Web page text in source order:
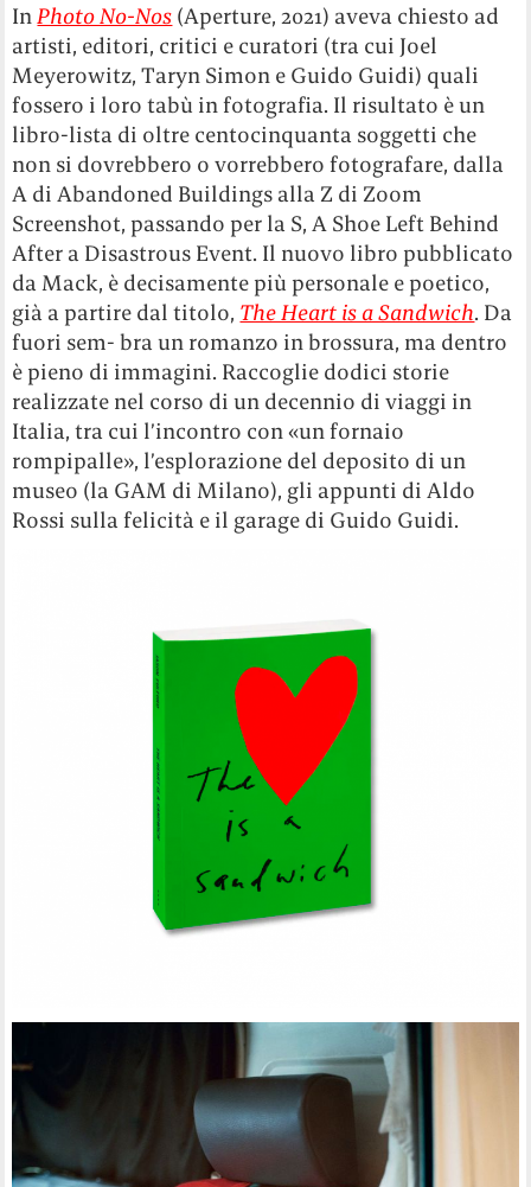
InPhoto No-Nos (Aperture, 2021) aveva chiesto ad
artisti, editori, critici e curatori (tra cui Joel
Meyerowitz, Taryn Simon e Guido Guidi) quali
fossero i loro tabù in fotografia. Il risultato è un
libro-lista di oltre centocinquanta soggetti che
non si dovrebbero o vorrebbero fotografare, dalla
A di Abandoned Buildings alla Z di Zoom
Screenshot, passando per la S, A Shoe Left Behind
After a Disastrous Event. Il nuovo libro pubblicato
da Mack, è decisamente più personale e poetico,
già a partire dal titolo, The Heart is a Sandwich. Da
fuori sem- bra un romanzo in brossura, ma dentro
è pieno di immagini. Raccoglie dodici storie
realizzate nel corso di un decennio di viaggi in
Italia, tra cui l’incontro con «un fornaio
rompipalle», l’esplorazione del deposito di un
museo (la GAM di Milano), gli appunti di Aldo
Rossi sulla felicità e il garage di Guido Guidi.